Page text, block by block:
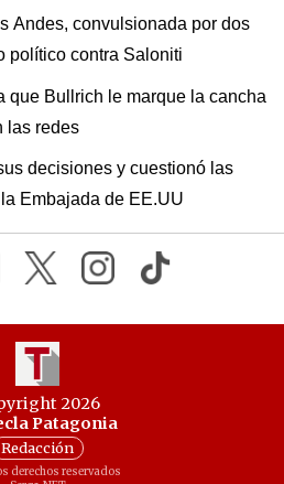
Andes, convulsionada por dos
político contra Saloniti
que Bullrich le marque la cancha
las redes
decisiones y cuestionó las
Embajada de EE.UU
2026
Patagonia
Redacción
derechos reservados